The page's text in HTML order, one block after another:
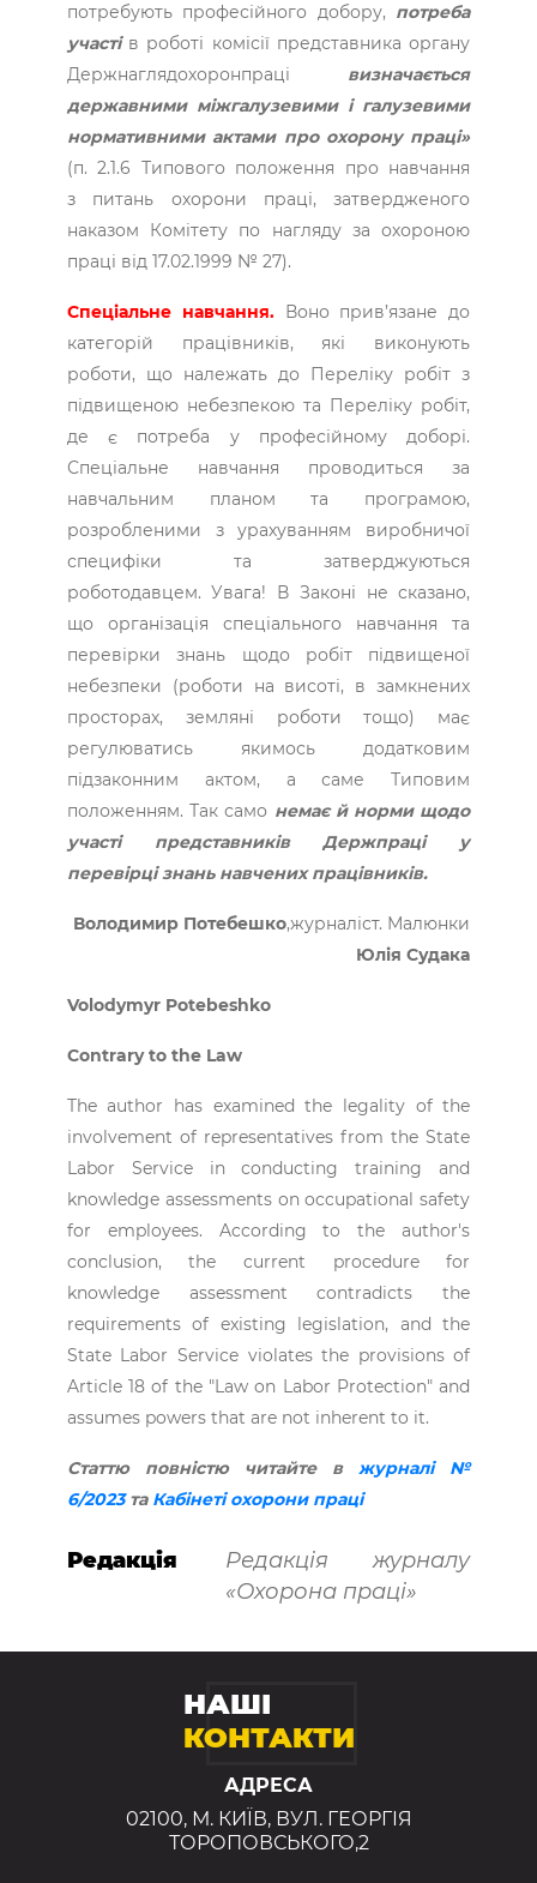
потребують професійного добору, потреба
участі в роботі комісії пред­ставника органу
Держнагляд­охоронпраці визначається
державними міжгалузевими і галузевими
нормативними актами про охорону праці»
(п. 2.1.6 Типового положення про навчання
з питань охорони праці, затвердженого
наказом Комітету по нагляду за охороною
праці від 17.02.1999 № 27).
Спеціальне навчання.Воно прив’язане до
категорій працівників, які виконують
роботи, що належать до Переліку робіт з
підвищеною небезпекою та Переліку робіт,
де є потреба у професійному доборі.
Спеціальне навчання проводиться за
навчальним планом та програмою,
розробленими з урахуванням виробничої
специфіки та затверджуються
роботодавцем. Увага! В Законі не сказано,
що організація спеціального навчання та
перевірки знань щодо робіт підвищеної
небезпеки (роботи на висоті, в замкнених
просторах, земляні роботи тощо) має
регулюватись якимось додатковим
підзаконним актом, а саме Типовим
положенням. Так само немає й норми щодо
участі представників Держпраці у
перевірці знань навчених працівників.
Володимир Потебешко,журналіст. Малюнки
Юлія Судака
Volodymyr Potebeshko
Contrary to the Law
The author has examined the legality of the
involvement of representatives from the State
Labor Service in conducting training and
knowledge assessments on occupational safety
for employees. According to the author's
conclusion, the current procedure for
knowledge assessment contradicts the
requirements of existing legislation, and the
State Labor Service violates the provisions of
Article 18 of the "Law on Labor Protection" and
assumes powers that are not inherent to it.
Статтю повністю читайте вжурналі №
6/2023та Кабінеті охорони праці
Редакція
Редакція журналу
«Охорона праці»
НАШІ
КОНТАКТИ
АДРЕСА
02100, М. КИЇВ, ВУЛ. ГЕОРГІЯ
ТОРОПОВСЬКОГО,2